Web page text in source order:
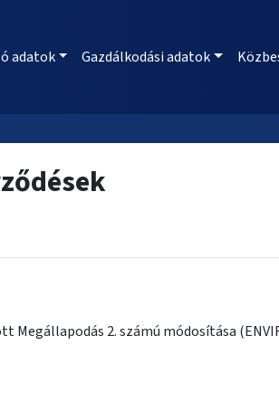
adatok Gazdálkodási adatok
2. számú módosítása